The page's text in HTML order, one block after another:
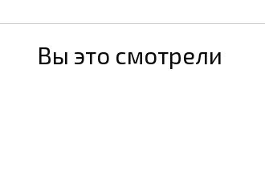
Вы это смотрели